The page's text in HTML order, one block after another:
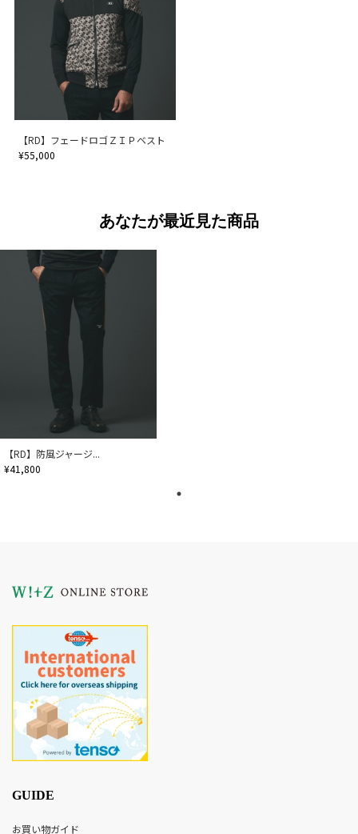
【RD】フェードロゴＺＩＰベスト
¥55,000
あなたが最近見た商品
【RD】防風ジャージ...
¥41,800
GUIDE
お買い物ガイド